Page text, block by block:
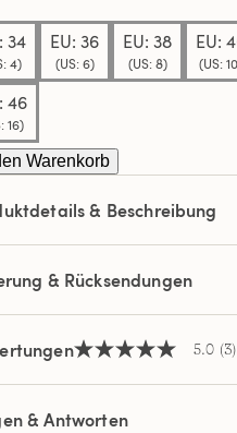
34
4)
EU: 36
(US: 6)
EU: 38
(US: 8)
EU:
(US:
46
16)
Warenkorb
& Beschreibung
& Rücksendungen
5.0
5
Sternen,
Durchschnittswert
5.0 (3)
& Antworten